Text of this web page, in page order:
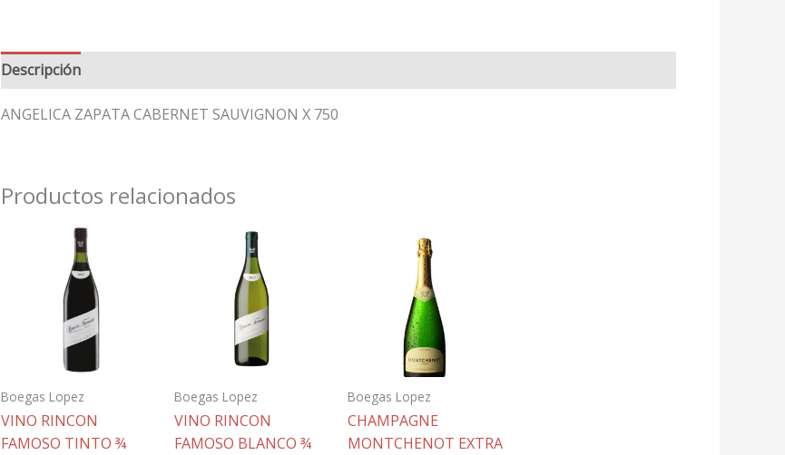
Descripción
ANGELICA ZAPATA CABERNET SAUVIGNON X 750
Productos relacionados
Boegas Lopez
VINO RINCON
FAMOSO TINTO ¾
Boegas Lopez
VINO RINCON
FAMOSO BLANCO ¾
Boegas Lopez
CHAMPAGNE
MONTCHENOT EXTRA